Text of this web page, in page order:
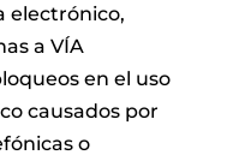
electrónico,
a VÍA
en el uso
causados por
o